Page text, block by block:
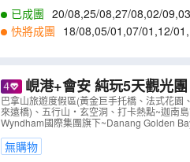
已成團 20/08,25/08,27/08,02/09,
08/10,13/10 15/10 ,20/10 ,22/10 27/10
快將成團 18/08,05/01 ,07/01 ,12/01 ,
峴港+會安 純玩5天觀光團 *巴拿山旅遊度假區(黃金巨手托橋、法式花園、城堡)、
「世界文化遺產」會安古城(
美食‧不設指定購物點》（
巴拿山旅遊度假區(黃金巨手托橋、法式花園
來遠橋)、五行山‧玄空洞、打卡熱點~迦南
Wyndham國際集團旗下~Danang Golden
無購物